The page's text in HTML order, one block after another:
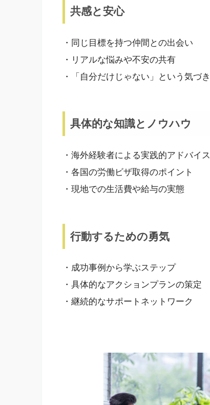
共感と安心
・同じ目標を持つ仲間との出会い
・リアルな悩みや不安の共有
・「自分だけじゃない」という気づき
具体的な知識とノウハウ
・海外経験者による実践的アドバイス
・各国の労働ビザ取得のポイント
・現地での生活費や給与の実態
行動するための勇気
・成功事例から学ぶステップ
・具体的なアクションプランの策定
・継続的なサポートネットワーク